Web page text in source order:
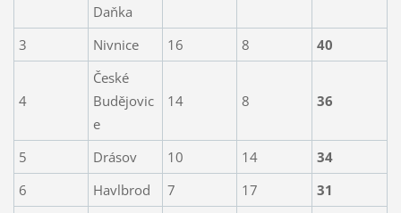
Daňka
3 Nivnice 16 8 40
4
České
Budějovic
e
14 8 36
5 Drásov 10 14
34
6
Havlbrod 7 17
31